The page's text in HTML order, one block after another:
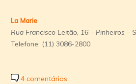
La Marie
Rua Francisco Leitão, 16 – Pinheiros –
Telefone: (11) 3086-2800
4 comentários